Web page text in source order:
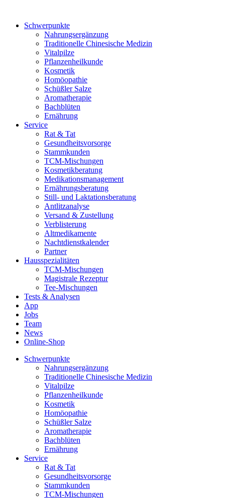
Schwerpunkte
Nahrungsergänzung
Traditionelle Chinesische Medizin
Vitalpilze
Pflanzenheilkunde
Kosmetik
Homöopathie
Schüßler Salze
Aromatherapie
Bachblüten
Ernährung
Service
Rat & Tat
Gesundheitsvorsorge
Stammkunden
TCM-Mischungen
Kosmetikberatung
Medikationsmanagement
Ernährungsberatung
Still- und Laktationsberatung
Antlitzanalyse
Versand & Zustellung
Verblisterung
Altmedikamente
Nachtdienstkalender
Partner
Hausspezialitäten
TCM-Mischungen
Magistrale Rezeptur
Tee-Mischungen
Tests & Analysen
App
Jobs
Team
News
Online-Shop
Schwerpunkte
Nahrungsergänzung
Traditionelle Chinesische Medizin
Vitalpilze
Pflanzenheilkunde
Kosmetik
Homöopathie
Schüßler Salze
Aromatherapie
Bachblüten
Ernährung
Service
Rat & Tat
Gesundheitsvorsorge
Stammkunden
TCM-Mischungen